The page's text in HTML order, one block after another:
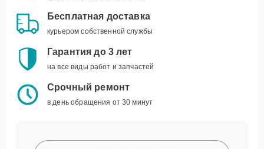
Бесплатная доставка
курьером собственной службы
Гарантия до 3 лет
на все виды работ и запчастей
Срочный ремонт
в день обращения от 30 минут